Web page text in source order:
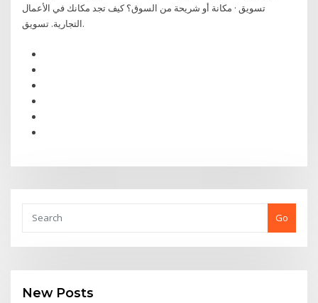
تسويق · مكانة أو شريحة من السوق؟ كيف تجد مكانك في الأعمال
التجارية. تسويق.
Go
New Posts